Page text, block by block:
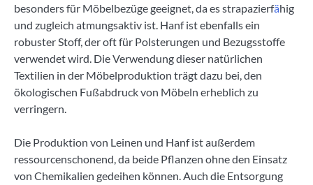
besonders für Möbelbezüge geeignet, da es strapazierfähig
und zugleich atmungsaktiv ist. Hanf ist ebenfalls ein
robuster Stoff, der oft für Polsterungen und Bezugsstoffe
verwendet wird. Die Verwendung dieser natürlichen
Textilien in der Möbelproduktion trägt dazu bei, den
ökologischen Fußabdruck von Möbeln erheblich zu
verringern.
Die Produktion von Leinen und Hanf ist außerdem
ressourcenschonend, da beide Pflanzen ohne den Einsatz
von Chemikalien gedeihen können. Auch die Entsorgung